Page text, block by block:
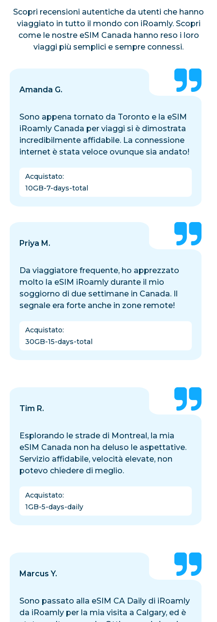
Scopri recensioni autentiche da utenti che hanno
viaggiato in tutto il mondo con iRoamly. Scopri
come le nostre eSIM Canada hanno reso i loro
viaggi più semplici e sempre connessi.
Amanda G.
Sono appena tornato da Toronto e la eSIM
iRoamly Canada per viaggi si è dimostrata
incredibilmente affidabile. La connessione
internet è stata veloce ovunque sia andato!
Acquistato:
10GB-7-days-total
Priya M.
Da viaggiatore frequente, ho apprezzato
molto la eSIM iRoamly durante il mio
soggiorno di due settimane in Canada. Il
segnale era forte anche in zone remote!
Acquistato:
30GB-15-days-total
Tim R.
Esplorando le strade di Montreal, la mia
eSIM Canada non ha deluso le aspettative.
Servizio affidabile, velocità elevate, non
potevo chiedere di meglio.
Acquistato:
1GB-5-days-daily
Marcus Y.
Sono passato alla eSIM CA Daily di iRoamly
da iRoamly per la mia visita a Calgary, ed è